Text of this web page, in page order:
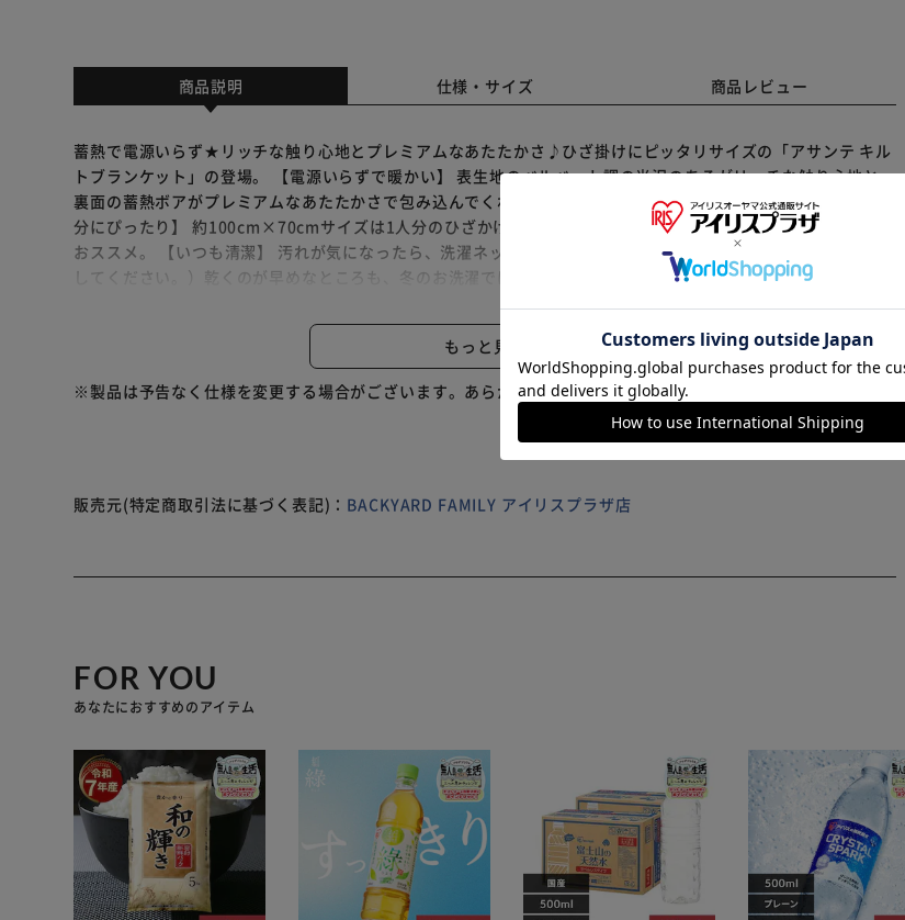
商品説明 仕様・サイズ 商品レビュー
蓄熱で電源いらず★リッチな触り心地とプレミアムなあたたかさ♪ひざ掛けにピッタリサイズの「アサンテ キル
トブランケット」の登場。 【電源いらずで暖かい】 表生地のベルベット調の光沢のあるがリッチな触り心地と、
裏面の蓄熱ボアがプレミアムなあたたかさで包み込んでくれる♪毛足長めのふわふわボアで暖かさ抜群！ 【1人
分にぴったり】 約100cm×70cmサイズは1人分のひざかけにぴったり。赤ちゃんのお昼寝用やベビーカーにも
おススメ。 【いつも清潔】 汚れが気になったら、洗濯ネットに入れて水洗いOK！（※洗濯機の弱モードを使用
してください。）乾くのが早めなところも、冬のお洗濯では嬉しいポイント。 【贈り物にもピッタリ】 タグがア
め。 【様々なシーンで活躍】 ひざかけとしてはもちろん、車内やオフィスで使ったり、アウトドア時の防寒対策
にもおすすめ。冬は手放さないアイテムに・・・。 【シーンに合わせて選んで】 サイズ展開しているのでシーン
もっと見る
※製品は予告なく仕様を変更する場合がございます。あらかじめご了承ください。
販売元(特定商取引法に基づく表記)： BACKYARD FAMILY アイリスプラザ店
FOR YOU
あなたにおすすめのアイテム
※ご確認ください